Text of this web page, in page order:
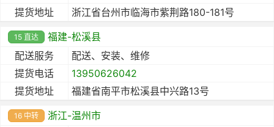
提货地址
浙江省台州市临海市紫荆路180-181号
15 直达
福建-松溪县
配送服务
配送、安装、维修
提货电话
13950626042
提货地址
福建省南平市松溪县中兴路13号
16 中转
浙江-温州市